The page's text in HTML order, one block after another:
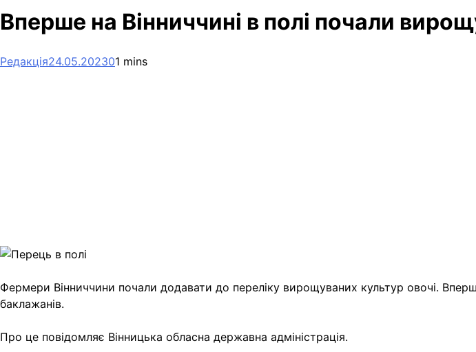
Вперше на Вінниччині в полі почали
Редакція24.05.202301 mins
Link
Print
Фермери Вінниччини почали додавати до переліку вирощуваних культур овочі.
баклажанів.
Про це повідомляє Вінницька обласна державна адміністрація.